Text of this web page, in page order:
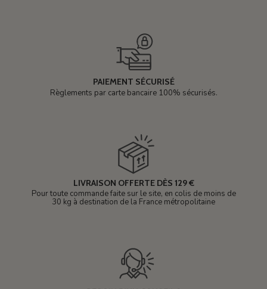
PAIEMENT SÉCURISÉ
Règlements par carte bancaire 100% sécurisés.
LIVRAISON OFFERTE DÈS 129 €
Pour toute commande faite sur le site, en colis de moins de
30 kg à destination de la France métropolitaine